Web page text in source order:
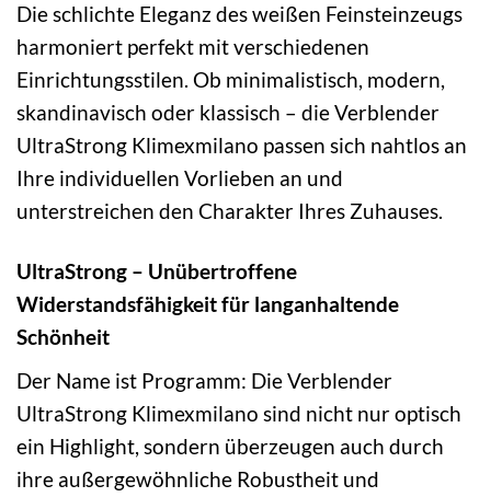
Die schlichte Eleganz des weißen Feinsteinzeugs
harmoniert perfekt mit verschiedenen
Einrichtungsstilen. Ob minimalistisch, modern,
skandinavisch oder klassisch – die Verblender
UltraStrong Klimexmilano passen sich nahtlos an
Ihre individuellen Vorlieben an und
unterstreichen den Charakter Ihres Zuhauses.
UltraStrong – Unübertroffene
Widerstandsfähigkeit für langanhaltende
Schönheit
Der Name ist Programm: Die Verblender
UltraStrong Klimexmilano sind nicht nur optisch
ein Highlight, sondern überzeugen auch durch
ihre außergewöhnliche Robustheit und